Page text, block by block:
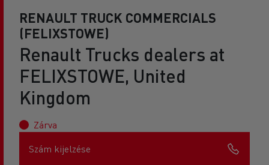
RENAULT TRUCK COMMERCIALS
(FELIXSTOWE)
Renault Trucks dealers at
FELIXSTOWE, United
Kingdom
Zárva
Szám kijelzése